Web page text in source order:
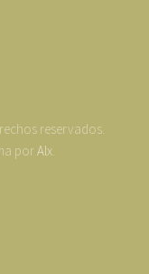
reservados.
porAlx